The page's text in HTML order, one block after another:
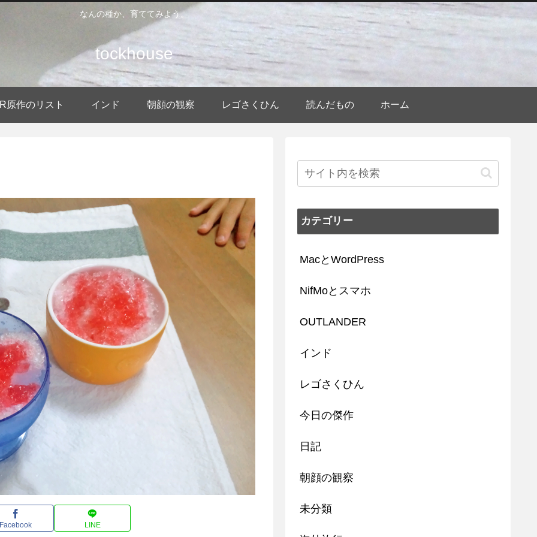
なんの種か、育ててみよう。
tockhouse
原作のリスト インド 朝顔の観察 レゴさくひん 読んだもの ホーム
Facebook LINE
カテゴリー
MacとWordPress
NifMoとスマホ
OUTLANDER
インド
レゴさくひん
今日の傑作
日記
朝顔の観察
未分類